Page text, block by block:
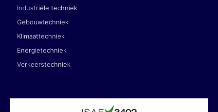
Industriële techniek
Gebouwtechniek
Klimaattechniek
Energietechniek
Verkeerstechniek